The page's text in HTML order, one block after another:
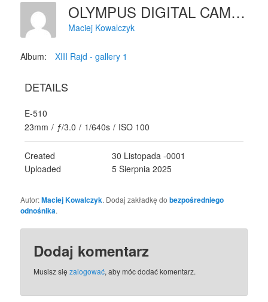
OLYMPUS DIGITAL CAMERA
Maciej Kowalczyk
Album: XIII Rajd - gallery 1
DETAILS
E-510
23mm / ƒ/3.0 / 1/640s / ISO 100
Created
30 Listopada -0001
Uploaded
5 Sierpnia 2025
Autor:Maciej Kowalczyk. Dodaj zakładkę dobezpośredniego
odnośnika.
Dodaj komentarz
Musisz sięzalogować, aby móc dodać komentarz.